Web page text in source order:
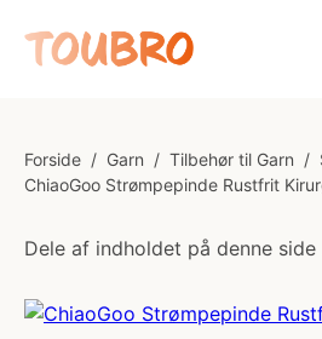
Forside / Garn / Tilbehør til Garn /
ChiaoGoo Strømpepinde Rustfrit
Dele af indholdet på denne